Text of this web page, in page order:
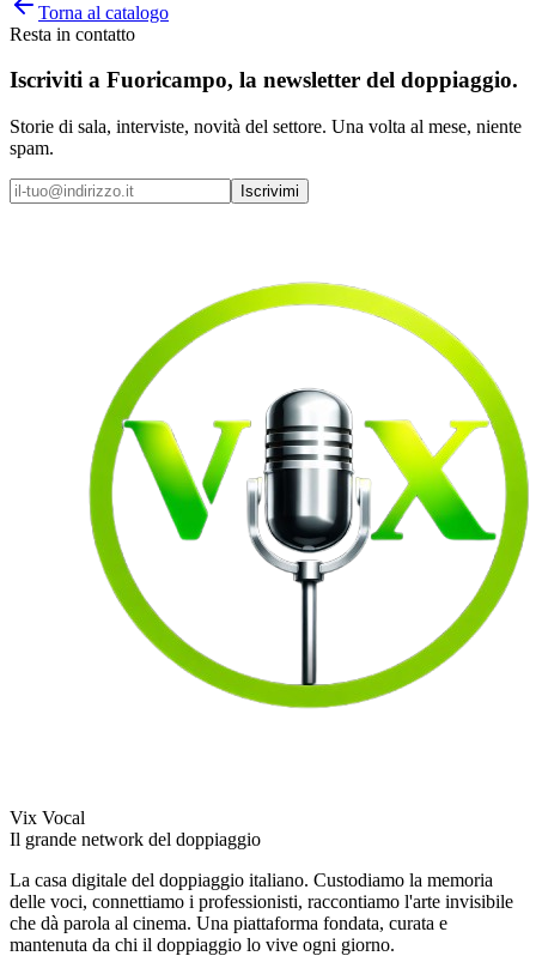
Torna al catalogo
Resta in contatto
Iscriviti a Fuoricampo, la newsletter del doppiaggio.
Storie di sala, interviste, novità del settore. Una volta al mese, niente
spam.
Iscrivimi
Vix Vocal
Il grande network del doppiaggio
La casa digitale del doppiaggio italiano. Custodiamo la memoria
delle voci, connettiamo i professionisti, raccontiamo l'arte invisibile
che dà parola al cinema. Una piattaforma fondata, curata e
mantenuta da chi il doppiaggio lo vive ogni giorno.